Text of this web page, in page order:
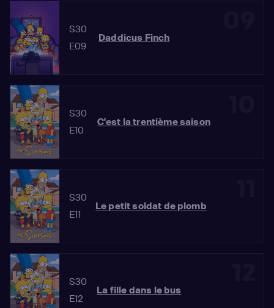
S30
E09
Daddicus Finch
S30
E10
C'est la trentième saison
S30
E11
Le petit soldat de plomb
S30
E12
La fille dans le bus